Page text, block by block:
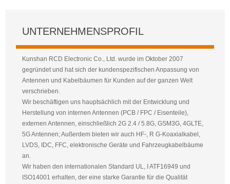
UNTERNEHMENSPROFIL
Kunshan RCD Electronic Co., Ltd. wurde im Oktober 2007
gegründet und hat sich der kundenspezifischen Anpassung von
Antennen und Kabelbäumen für Kunden auf der ganzen Welt
verschrieben.
Wir beschäftigen uns hauptsächlich mit der Entwicklung und
Herstellung von internen Antennen (PCB / FPC / Eisenteile),
externen Antennen, einschließlich 2G 2.4 / 5.8G, GSM3G, 4GLTE,
5G Antennen; Außerdem bieten wir auch HF-, R G-Koaxialkabel,
LVDS, IDC, FFC, elektronische Geräte und Fahrzeugkabelbäume
an.
Wir haben den internationalen Standard UL, I ATF16949 und
ISO14001 erhalten, der eine starke Garantie für die Qualität